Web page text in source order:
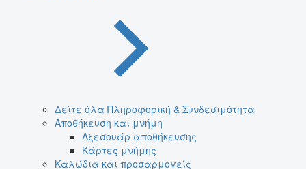
Δείτε όλα Πληροφορική & Συνδεσιμότητα
Αποθήκευση και μνήμη
Αξεσουάρ αποθήκευσης
Κάρτες μνήμης
Καλώδια και προσαρμογείς